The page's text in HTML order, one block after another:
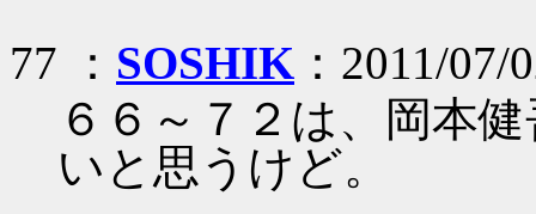
77 ： SOSHIK ：2011/
６６～７２は、岡本
いと思うけど。